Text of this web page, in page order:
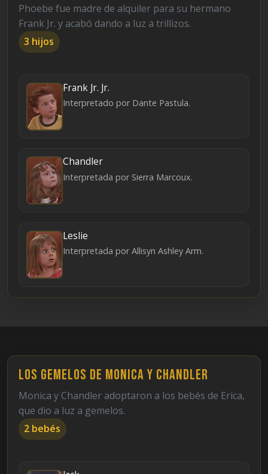
Phoebe fue madre de alquiler para su hermano
Frank Jr. y acabó dando a luz a trillizos.
3 hijos
Frank Jr. Jr.
Interpretado por Dante Pastula.
Chandler
Interpretada por Sierra Marcoux.
Leslie
Interpretada por Allisyn Ashley Arm.
Los gemelos de Monica y Chandler
Monica y Chandler adoptaron a los bebés de Erica,
que dio a luz a gemelos.
2 bebés